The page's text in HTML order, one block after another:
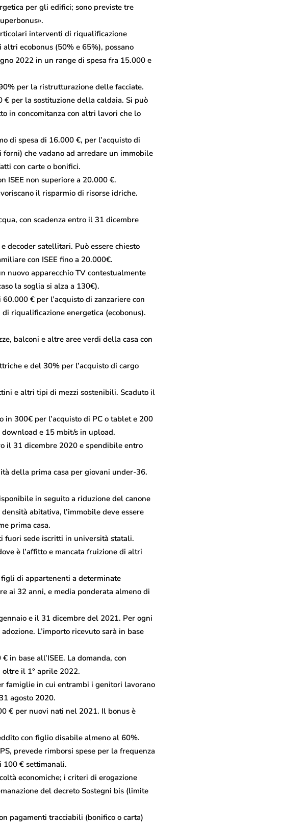
per gli edifici; sono previste tre
interventi di riqualificazione
ecobonus (50% e 65%), possano
2022 in un range di spesa fra 15.000 e
per la ristrutturazione delle facciate.
per la sostituzione della caldaia. Si può
in concomitanza con altri lavori che lo
di spesa di 16.000 €, per l’acquisto di
che vadano ad arredare un immobile
con carte o bonifici.
ISEE non superiore a 20.000 €.
il risparmio di risorse idriche.
con scadenza entro il 31 dicembre
decoder satellitari. Può essere chiesto
con ISEE fino a 20.000€.
nuovo apparecchio TV contestualmente
la soglia si alza a 130€).
€ per l’acquisto di zanzariere con
riqualificazione energetica (ecobonus).
balconi e altre aree verdi della casa con
e del 30% per l’acquisto di cargo
e altri tipi di mezzi sostenibili. Scaduto il
in 300€ per l’acquisto di PC o tablet e 200
e 15 mbit/s in upload.
il 31 dicembre 2020 e spendibile entro
della prima casa per giovani under-36.
in seguito a riduzione del canone
abitativa, l’immobile deve essere
prima casa.
fuori sede iscritti in università statali.
è l’affitto e mancata fruizione di altri
di appartenenti a determinate
ai 32 anni, e media ponderata almeno di
e il 31 dicembre del 2021. Per ogni
L’importo ricevuto sarà in base
in base all’ISEE. La domanda, con
oltre il 1° aprile 2022.
famiglie in cui entrambi i genitori lavorano
agosto 2020.
€ per nuovi nati nel 2021. Il bonus è
con figlio disabile almeno al 60%.
prevede rimborsi spese per la frequenza
100 € settimanali.
economiche; i criteri di erogazione
del decreto Sostegni bis (limite
pagamenti tracciabili (bonifico o carta)